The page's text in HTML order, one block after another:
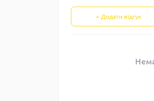
+ Додати відгук